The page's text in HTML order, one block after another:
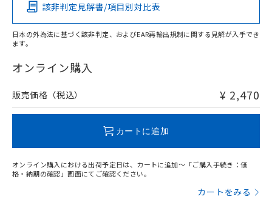
O
在庫等で未対応品が混在する可能性があります。
問い合わせください。
該非判定見解書/項目別対比表
日本の外為法に基づく該非判定、およびEAR再輸出規制に関する見解が入手でき
ます。
オンライン購入
販売価格（税込） ¥ 2,470
カートに追加
オンライン購入における出荷予定日は、カートに追加～「ご購入手続き：価
格・納期の確認」画面にてご確認ください。
カートをみる